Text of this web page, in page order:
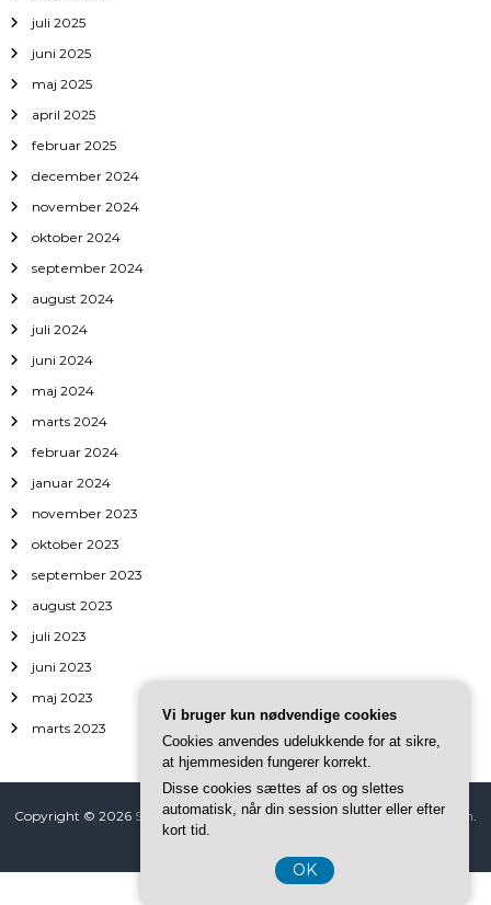
juli 2025
juni 2025
maj 2025
april 2025
februar 2025
december 2024
november 2024
oktober 2024
september 2024
august 2024
juli 2024
juni 2024
maj 2024
marts 2024
februar 2024
januar 2024
november 2023
oktober 2023
september 2023
august 2023
juli 2023
juni 2023
maj 2023
marts 2023
Copyright © 2026 SafeiaAll rights reserved. Tema: ThemeGrill afFlash
Powered by
CVR DK-37 40 77 39
Vi bruger kun nødvendige cookies
Cookies anvendes udelukkende for at sikre,
at hjemmesiden fungerer korrekt.
Disse cookies sættes af os og slettes
automatisk, når din session slutter eller efter
kort tid.
OK